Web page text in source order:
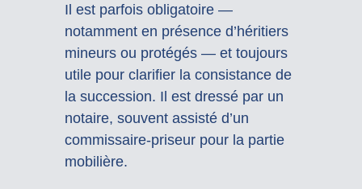
Il est parfois obligatoire —
notamment en présence d’héritiers
mineurs ou protégés — et toujours
utile pour clarifier la consistance de
la succession. Il est dressé par un
notaire, souvent assisté d’un
commissaire-priseur pour la partie
mobilière.